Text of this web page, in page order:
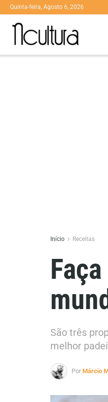
Quinta-feira, Agosto 6, 2026
Início Receitas
São três
melhor
Por Márcio